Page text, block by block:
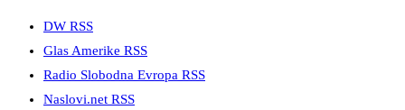
DW RSS
Glas Amerike RSS
Radio Slobodna Evropa RSS
Naslovi.net RSS